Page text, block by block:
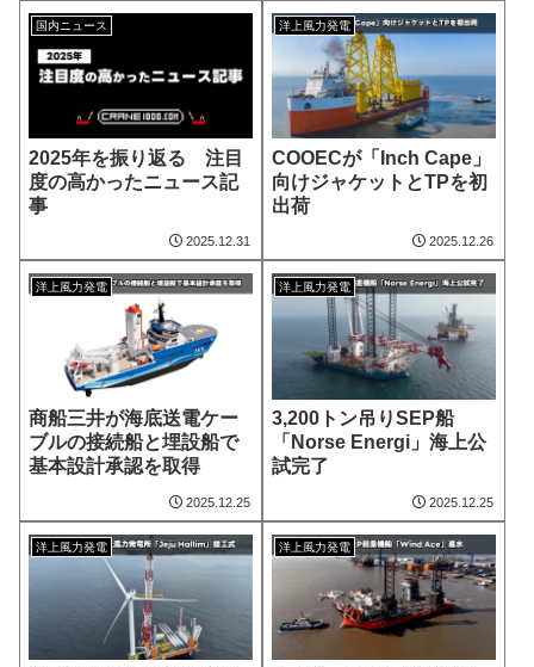
国内ニュース
2025年を振り返る 注目
度の高かったニュース記
事
2025.12.31
洋上風力発電
COOECが「Inch Cape」
向けジャケットとTPを初
出荷
2025.12.26
洋上風力発電
商船三井が海底送電ケー
ブルの接続船と埋設船で
基本設計承認を取得
2025.12.25
洋上風力発電
3,200トン吊りSEP船
「Norse Energi」海上公
試完了
2025.12.25
洋上風力発電 洋上風力発電